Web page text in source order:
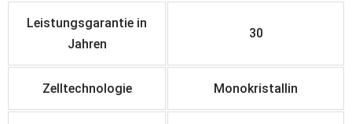
Leistungsgarantie in
Jahren
30
Zelltechnologie Monokristallin